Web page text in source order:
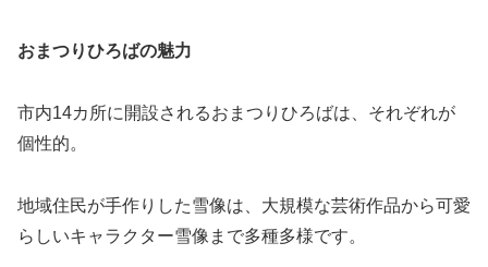
おまつりひろばの魅力
市内14カ所に開設されるおまつりひろばは、それぞれが
個性的。
地域住民が手作りした雪像は、大規模な芸術作品から可愛
らしいキャラクター雪像まで多種多様です。